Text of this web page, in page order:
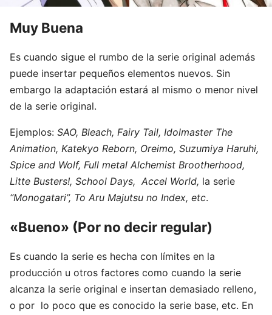
Muy Buena
Es cuando sigue el rumbo de la serie original además
puede insertar pequeños elementos nuevos. Sin
embargo la adaptación estará al mismo o menor nivel
de la serie original.
Ejemplos: SAO, Bleach, Fairy Tail, Idolmaster The
Animation, Katekyo Reborn, Oreimo, Suzumiya Haruhi,
Spice and Wolf, Full metal Alchemist Brootherhood,
Litte Busters!, School Days, Accel World, la serie
“Monogatari”, To Aru Majutsu no Index, etc.
«Bueno» (Por no decir regular)
Es cuando la serie es hecha con límites en la
producción u otros factores como cuando la serie
alcanza la serie original e insertan demasiado relleno,
o por lo poco que es conocido la serie base, etc. En